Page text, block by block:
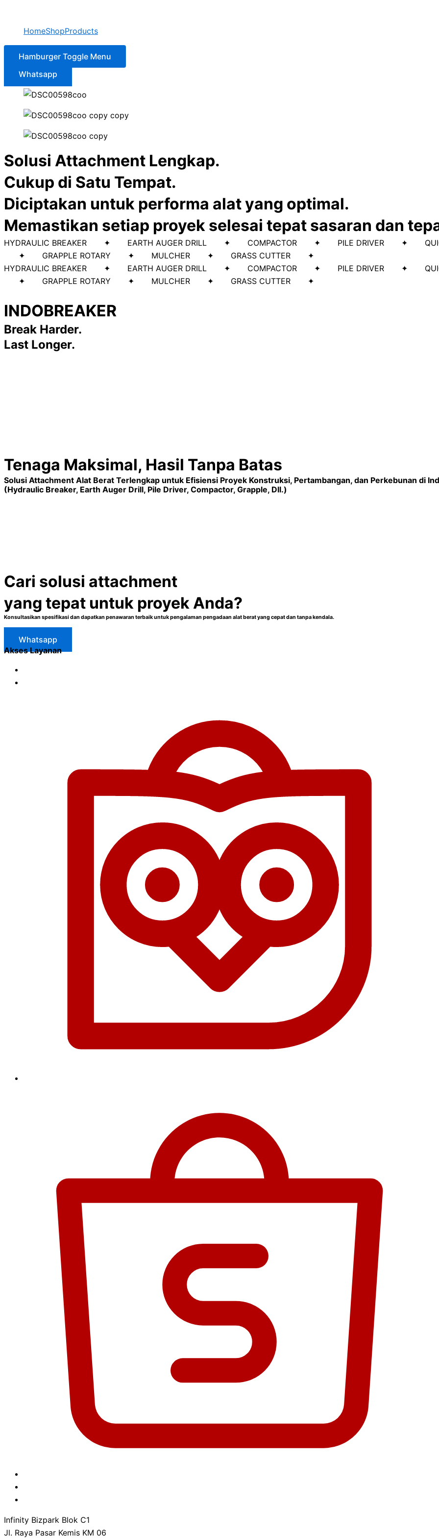
HomeShopProducts
Hamburger Toggle Menu
Whatsapp
Solusi Attachment Lengkap.
Cukup di Satu Tempat.
Diciptakan untuk performa alat yang optimal.
Memastikan setiap proyek selesai tepat sasaran dan
HYDRAULIC BREAKER ✦ EARTH AUGER DRILL ✦ COMPACTOR ✦ PILE DRIVER ✦
✦ GRAPPLE ROTARY ✦ MULCHER ✦ GRASS CUTTER ✦
HYDRAULIC BREAKER ✦ EARTH AUGER DRILL ✦ COMPACTOR ✦ PILE DRIVER ✦
✦ GRAPPLE ROTARY ✦ MULCHER ✦ GRASS CUTTER ✦
INDOBREAKER
Break Harder.
Last Longer.
Tenaga Maksimal, Hasil Tanpa Batas
Solusi Attachment Alat Berat Terlengkap untuk Efisiensi Proyek Konstruksi, Pertambangan, dan Perkebunan di
(Hydraulic Breaker, Earth Auger Drill, Pile Driver, Compactor, Grapple, Dll.)
Cari solusi attachment
yang tepat untuk proyek Anda?
Konsultasikan spesifikasi dan dapatkan penawaran terbaik untuk pengalaman pengadaan alat berat yang cepat dan tanpa kendala.
Whatsapp
Akses Layanan
Infinity Bizpark Blok C1
Jl. Raya Pasar Kemis KM 06